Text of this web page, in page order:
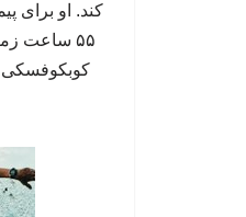
۵۵ ساعت
کوبکوفسکی